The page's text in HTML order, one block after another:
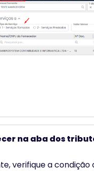
na aba dos
verifique a